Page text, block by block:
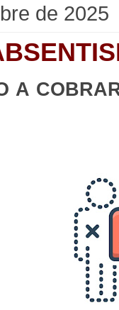
de 2025
A